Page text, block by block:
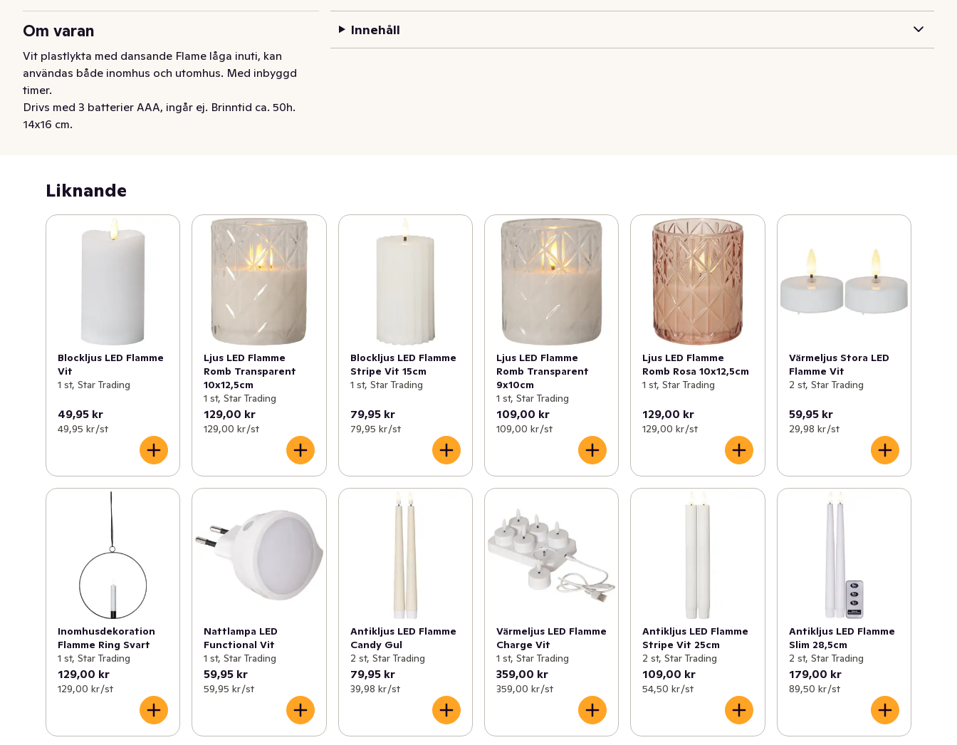
Om varan
Vit plastlykta med dansande Flame låga inuti, kan
användas både inomhus och utomhus. Med inbyggd
timer.
Drivs med 3 batterier AAA, ingår ej. Brinntid ca. 50h.
14x16 cm.
Innehåll
Liknande
Blockljus LED Flamme
Vit
1 st, Star Trading
49,95 kr
49,95 kr /st
Ljus LED Flamme
Romb Transparent
10x12,5cm
1 st, Star Trading
129,00 kr
129,00 kr /st
Blockljus LED Flamme
Stripe Vit 15cm
1 st, Star Trading
79,95 kr
79,95 kr /st
Ljus LED Flamme
Romb Transparent
9x10cm
1 st, Star Trading
109,00 kr
109,00 kr /st
Ljus LED Flamme
Romb Rosa 10x12,5cm
1 st, Star Trading
129,00 kr
129,00 kr /st
Värmeljus Stora LED
Flamme Vit
2 st, Star Trading
59,95 kr
29,98 kr /st
Inomhusdekoration
Flamme Ring Svart
1 st, Star Trading
129,00 kr
129,00 kr /st
Nattlampa LED
Functional Vit
1 st, Star Trading
59,95 kr
59,95 kr /st
Antikljus LED Flamme
Candy Gul
2 st, Star Trading
79,95 kr
39,98 kr /st
Värmeljus LED Flamme
Charge Vit
1 st, Star Trading
359,00 kr
359,00 kr /st
Antikljus LED Flamme
Stripe Vit 25cm
2 st, Star Trading
109,00 kr
54,50 kr /st
Antikljus LED Flamme
Slim 28,5cm
2 st, Star Trading
179,00 kr
89,50 kr /st